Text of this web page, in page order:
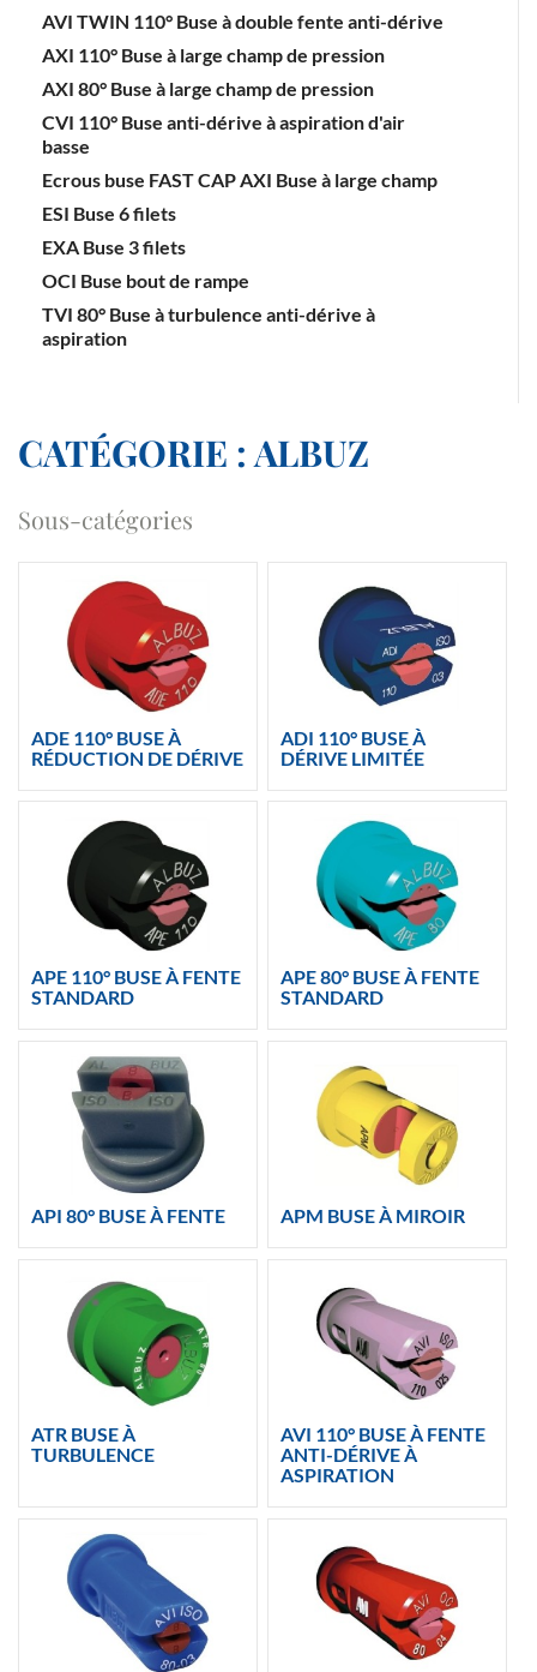
AVI TWIN 110° Buse à double fente anti-dérive
AXI 110° Buse à large champ de pression
AXI 80° Buse à large champ de pression
CVI 110° Buse anti-dérive à aspiration d'air
basse
Ecrous buse FAST CAP AXI Buse à large champ
ESI Buse 6 filets
EXA Buse 3 filets
OCI Buse bout de rampe
TVI 80° Buse à turbulence anti-dérive à
aspiration
CATÉGORIE : ALBUZ
Sous-catégories
ADE 110° BUSE À
RÉDUCTION DE DÉRIVE
ADI 110° BUSE À
DÉRIVE LIMITÉE
APE 110° BUSE À FENTE
STANDARD
APE 80° BUSE À FENTE
STANDARD
API 80° BUSE À FENTE APM BUSE À MIROIR
ATR BUSE À
TURBULENCE
AVI 110° BUSE À FENTE
ANTI-DÉRIVE À
ASPIRATION